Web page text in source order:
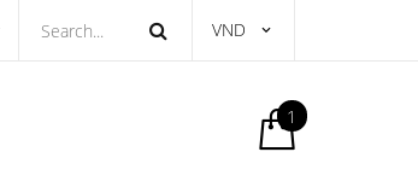
VND
1